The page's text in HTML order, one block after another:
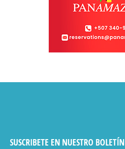
SUSCRIBETE EN NUESTRO BOLETÍN